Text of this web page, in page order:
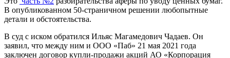
В опубликованном 50-страничном решении любопытные
детали и обстоятельства.
В суд с иском обратился Ильяс Магамедович Чадаев. Он
заявил, что между ним и ООО «Паб» 21 мая 2021 года
заключен договор купли-продажи акций АО «Корпорация